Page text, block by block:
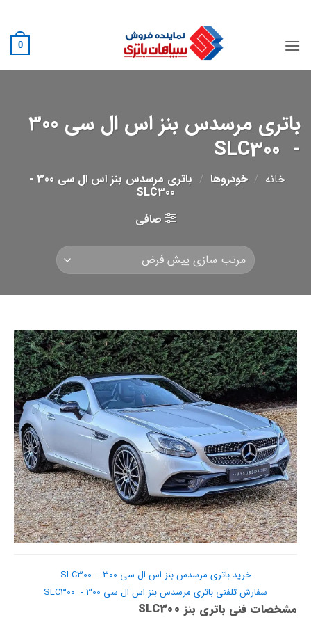
content
0
باتری مرسدس بنز اس ال سی 300
- SLC300
خانه / خودروها / باتری مرسدس بنز اس ال سی 300 -
SLC300
صافی
خرید باتری مرسدس بنز اس ال سی 300 - SLC300
سفارش تلفنی باتری مرسدس بنز اس ال سی 300 - SLC300
مشخصات فنی باتری بنز SLC300